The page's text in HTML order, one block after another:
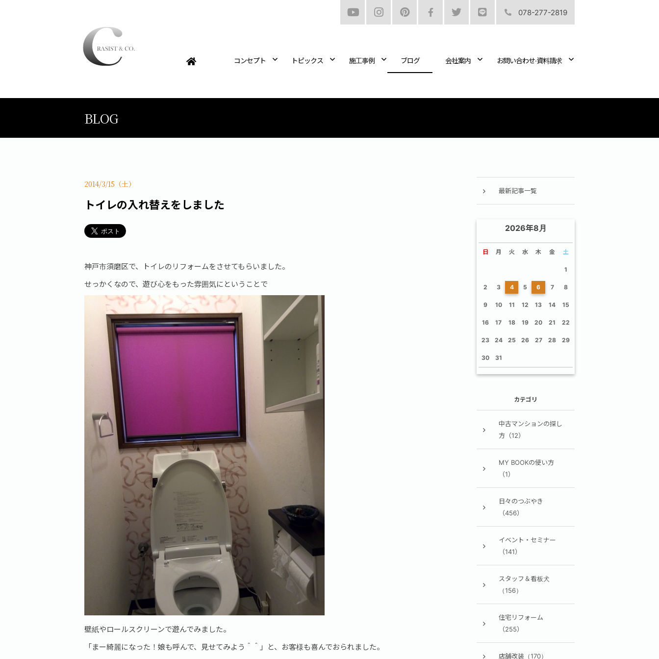
078-277-2819
コンセプト トピックス 施工事例 ブログ 会社案内 お問い合わせ·資料請求
BLOG
2014/3/15（土）
トイレの入れ替えをしました
神戸市須磨区で、トイレのリフォームをさせてもらいました。
せっかくなので、遊び心をもった雰囲気にということで
壁紙やロールスクリーンで遊んでみました。
「まー綺麗になった！娘も呼んで、見せてみよう＾＾」と、お客様も喜んでおられました。
最新記事一覧
2026年8月
日 月 火 水 木 金 土
1
2 3 4 5 6 7 8
9 10 11 12 13 14 15
16 17 18 19 20 21 22
23 24 25 26 27 28 29
30 31
カテゴリ
中古マンションの探し
方（12）
MY BOOKの使い方
（1）
日々のつぶやき
（456）
イベント・セミナー
（141）
スタッフ＆看板犬
（156）
住宅リフォーム
（255）
店舗改装（170）